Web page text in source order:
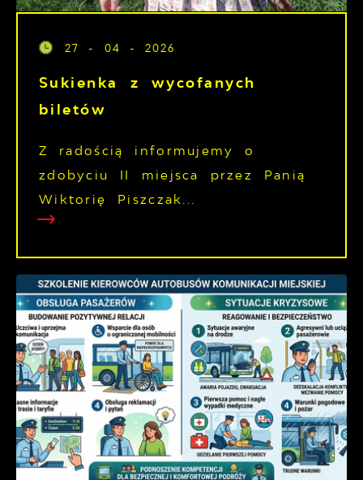
27 - 04 - 2026
Sukienka z wycofanych
biletów
Z radością informujemy o
zdobyciu II miejsca przez Panią
Wiktorię Piszczak...